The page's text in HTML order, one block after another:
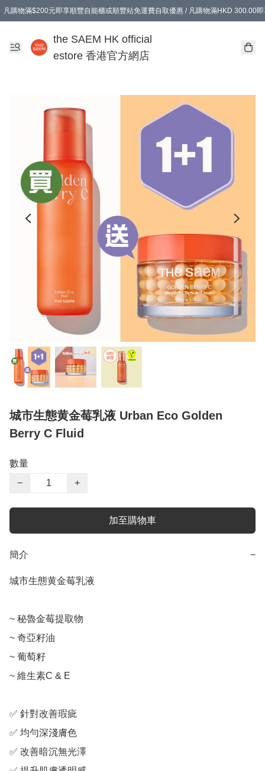
凡購物滿$200元即享順豐自能櫃或順豐站免運費自取優惠 / 凡購物滿HKD 300.00
the SAEM HK official
estore 香港官方網店
城市生態黄金莓乳液 Urban Eco Golden
Berry C Fluid
數量
−
+
加至購物車
簡介 −
城市生態黄金莓乳液
~ 秘魯金莓提取物
~ 奇亞籽油
~ 葡萄籽
~ 維生素C & E
✅ 針對改善瑕疵
✅ 均勻深淺膚色
✅ 改善暗沉無光澤